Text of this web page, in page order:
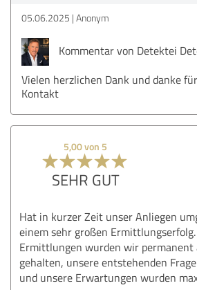
05.06.2025 Anonym
Kommentar von Detektei
Vielen herzlichen Dank und danke
Kontakt
5,00 von 5
SEHR GUT
Hat in kurzer Zeit unser Anliegen
einem sehr großen
Ermittlungen wurden wir permanent
gehalten, unsere entstehenden
und unsere Erwartungen wurden